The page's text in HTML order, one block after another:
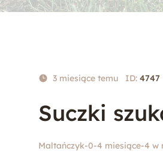
3 miesiące temu ID: 4747
Suczki
Maltańczyk-0-4 miesiące-4 w